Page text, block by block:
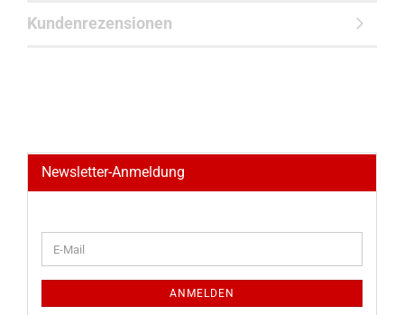
Kundenrezensionen
Newsletter-Anmeldung
ZUR
E-
Mail
ANMELDEN